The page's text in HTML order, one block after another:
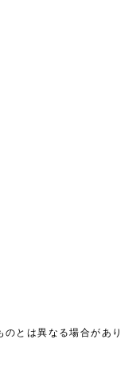
とは異なる場合があり